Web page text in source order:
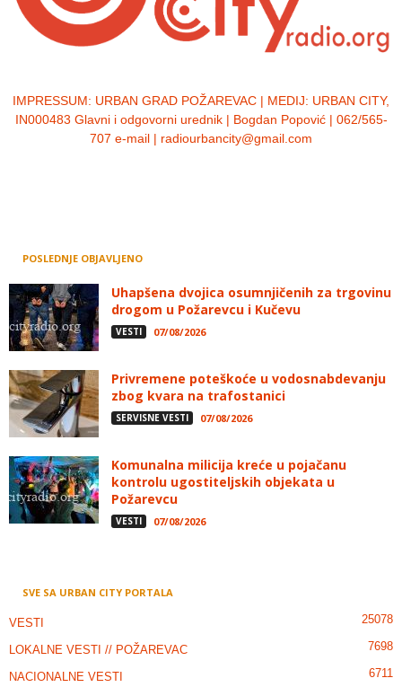
IMPRESSUM: URBAN GRAD POŽAREVAC | MEDIJ: URBAN CITY,
IN000483 Glavni i odgovorni urednik | Bogdan Popović | 062/565-
707 e-mail | radiourbancity@gmail.com
POSLEDNJE OBJAVLJENO
Uhapšena dvojica osumnjičenih za trgovinu
drogom u Požarevcu i Kučevu
VESTI 07/08/2026
Privremene poteškoće u vodosnabdevanju
zbog kvara na trafostanici
SERVISNE VESTI 07/08/2026
Komunalna milicija kreće u pojačanu
kontrolu ugostiteljskih objekata u
Požarevcu
VESTI 07/08/2026
SVE SA URBAN CITY PORTALA
VESTI 25078
LOKALNE VESTI // POŽAREVAC 7698
NACIONALNE VESTI 6711